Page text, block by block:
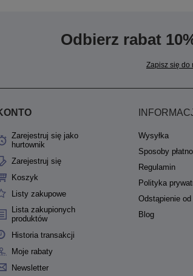
Odbierz rabat
Zapisz się do
Zarejestruj się jako
hurtownik
Zarejestruj się
Koszyk
Listy zakupowe
Lista zakupionych
produktów
Historia transakcji
Moje rabaty
Newsletter
Wysyłka
Sposoby
Regulamin
Polityka
Odstąpienie
Blog